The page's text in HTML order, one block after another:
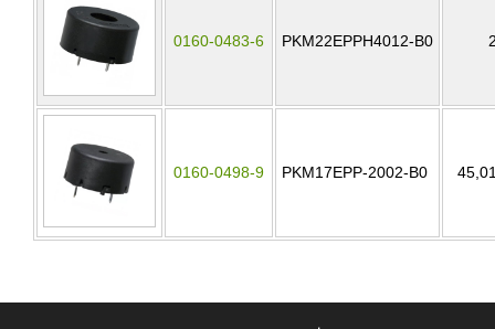
0160-0483-6 PKM22EPPH4012-B0
0160-0498-9 PKM17EPP-2002-B0